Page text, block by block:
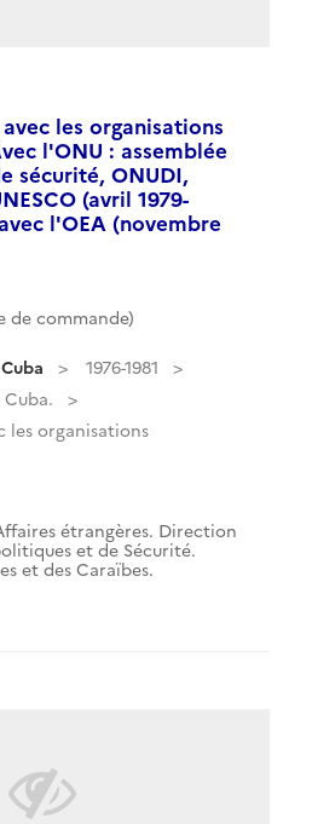
les organisations
l'ONU : assemblée
sécurité, ONUDI,
(avril 1979-
l'OEA (novembre
de commande)
1976-1981
les organisations
étrangères. Direction
et de Sécurité.
et des Caraïbes.